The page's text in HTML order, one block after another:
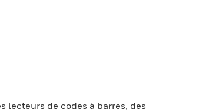
de codes à barres, des